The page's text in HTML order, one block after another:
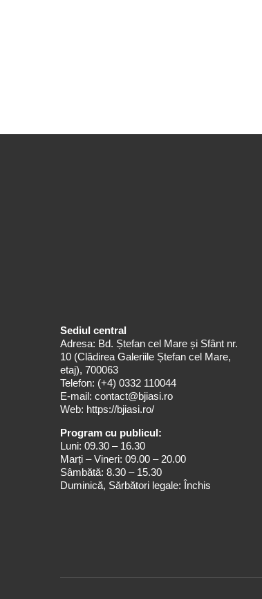
Sediul central
Adresa: Bd. Ștefan cel Mare și Sfânt nr.
10 (Clădirea Galeriile Ștefan cel Mare,
etaj), 700063
Telefon: (+4) 0332 110044
E-mail: contact@bjiasi.ro
Web: https://bjiasi.ro/
Program cu publicul:
Luni: 09.30 – 16.30
Marți – Vineri: 09.00 – 20.00
Sâmbătă: 8.30 – 15.30
Duminică, Sărbători legale: Închis